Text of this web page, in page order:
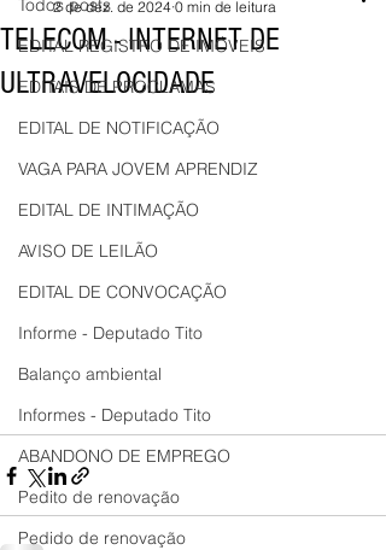
Todos posts
EDITAL REGISTRO DE IMÓVEIS
EDITAIS DE PROCLAMAS
EDITAL DE NOTIFICAÇÃO
VAGA PARA JOVEM APRENDIZ
EDITAL DE INTIMAÇÃO
AVISO DE LEILÃO
EDITAL DE CONVOCAÇÃO
Informe - Deputado Tito
Balanço ambiental
Informes - Deputado Tito
ABANDONO DE EMPREGO
Pedito de renovação
Pedido de renovação
TELECOM - INTERNET DE
ULTRAVELOCIDADE
2 de dez. de 2024 0 min de leitura